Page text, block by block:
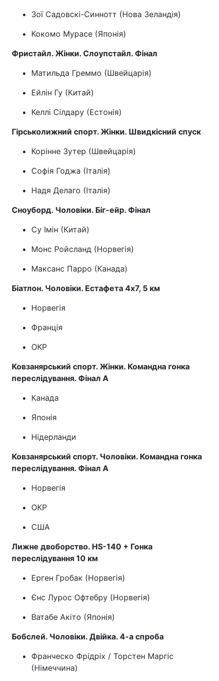
Зої Садовскі-Синнотт (Нова Зеландія)
Кокомо Мурасе (Японія)
Фристайл. Жінки. Слоупстайл. Фінал
Матильда Греммо (Швейцарія)
Ейлін Гу (Китай)
Келлі Сілдару (Естонія)
Гірськолижний спорт. Жінки. Швидкісний спуск
Корінне Зутер (Швейцарія)
Софія Годжа (Італія)
Надя Делаго (Італія)
Сноуборд. Чоловіки. Біг-ейр. Фінал
Су Імін (Китай)
Монс Ройсланд (Норвегія)
Максанс Парро (Канада)
Біатлон. Чоловіки. Естафета 4x7, 5 км
Норвегія
Франція
ОКР
Ковзанярський спорт. Жінки. Командна гонка
переслідування. Фінал A
Канада
Японія
Нідерланди
Ковзанярський спорт. Чоловіки. Командна гонка
переслідування. Фінал A
Норвегія
ОКР
США
Лижне двоборство. HS-140 + Гонка
переслідування 10 км
Ерген Гробак (Норвегія)
Єнс Лурос Офтебру (Норвегія)
Ватабе Акіто (Японія)
Бобслей. Чоловіки. Двійка. 4-а спроба
Франческо Фрідріх / Торстен Маргіс
(Німеччина)